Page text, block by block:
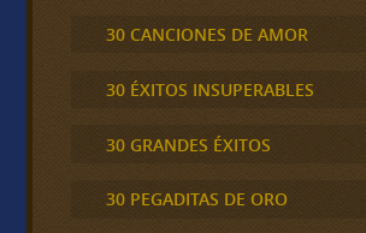
30 CANCIONES DE AMOR
30 ÉXITOS INSUPERABLES
30 GRANDES ÉXITOS
30 PEGADITAS DE ORO